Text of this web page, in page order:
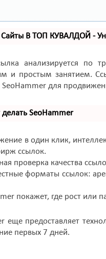
В ТОП КУВАЛДОЙ -
анализируется по
и простым занятием.
SeoHammer для
SeoHammer
в один клик,
ссылок.
проверка качества
форматы ссылок:
покажет, где рост или
еще предоставляет
первых 7 дней.